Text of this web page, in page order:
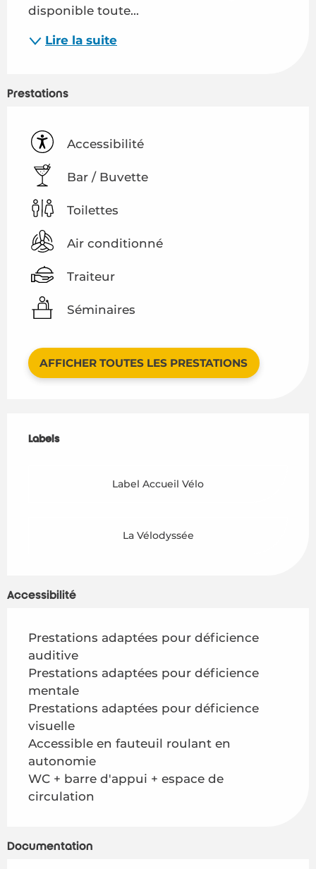
disponible toute...
Lire la suite
Prestations
Accessibilité
Bar / Buvette
Toilettes
Air conditionné
Traiteur
Séminaires
AFFICHER TOUTES LES PRESTATIONS
Labels
Labels
Label Accueil Vélo
La Vélodyssée
Accessibilité
Prestations adaptées pour déficience
auditive
Prestations adaptées pour déficience
mentale
Prestations adaptées pour déficience
visuelle
Accessible en fauteuil roulant en
autonomie
WC + barre d'appui + espace de
circulation
Documentation